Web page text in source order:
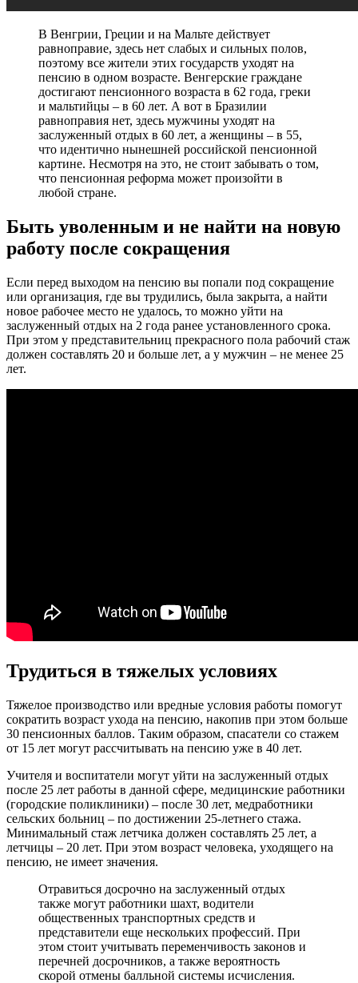
В Венгрии, Греции и на Мальте действует
равноправие, здесь нет слабых и сильных полов,
поэтому все жители этих государств уходят на
пенсию в одном возрасте. Венгерские граждане
достигают пенсионного возраста в 62 года, греки
и мальтийцы – в 60 лет. А вот в Бразилии
равноправия нет, здесь мужчины уходят на
заслуженный отдых в 60 лет, а женщины – в 55,
что идентично нынешней российской пенсионной
картине. Несмотря на это, не стоит забывать о том,
что пенсионная реформа может произойти в
любой стране.
Быть уволенным и не найти на новую
работу после сокращения
Если перед выходом на пенсию вы попали под сокращение
или организация, где вы трудились, была закрыта, а найти
новое рабочее место не удалось, то можно уйти на
заслуженный отдых на 2 года ранее установленного срока.
При этом у представительниц прекрасного пола рабочий стаж
должен составлять 20 и больше лет, а у мужчин – не менее 25
лет.
Трудиться в тяжелых условиях
Тяжелое производство или вредные условия работы помогут
сократить возраст ухода на пенсию, накопив при этом больше
30 пенсионных баллов. Таким образом, спасатели со стажем
от 15 лет могут рассчитывать на пенсию уже в 40 лет.
Учителя и воспитатели могут уйти на заслуженный отдых
после 25 лет работы в данной сфере, медицинские работники
(городские поликлиники) – после 30 лет, медработники
сельских больниц – по достижении 25-летнего стажа.
Минимальный стаж летчика должен составлять 25 лет, а
летчицы – 20 лет. При этом возраст человека, уходящего на
пенсию, не имеет значения.
Отравиться досрочно на заслуженный отдых
также могут работники шахт, водители
общественных транспортных средств и
представители еще нескольких профессий. При
этом стоит учитывать переменчивость законов и
перечней досрочников, а также вероятность
скорой отмены балльной системы исчисления.